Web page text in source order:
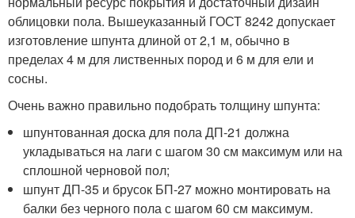
облицовки пола. Вышеуказанный ГОСТ 8242 допускает
изготовление шпунта длиной от 2,1 м, обычно в
пределах 4 м для лиственных пород и 6 м для ели и
сосны.
Очень важно правильно подобрать толщину шпунта:
шпунтованная доска для пола ДП-21 должна
укладываться на лаги с шагом 30 см максимум или на
сплошной черновой пол;
шпунт ДП-35 и брусок БП-27 можно монтировать на
балки без черного пола с шагом 60 см максимум.